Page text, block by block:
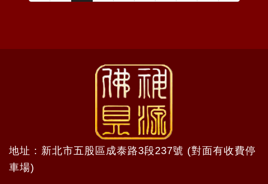
地址 : 新北市五股區成泰路3段237號 (對面有收費停
車場)